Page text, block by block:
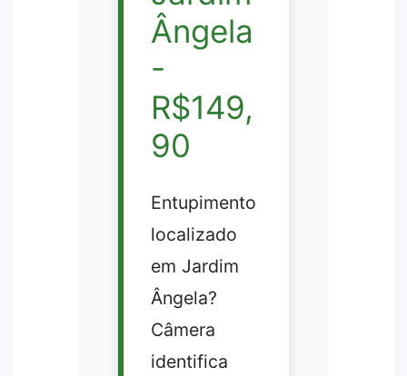
Ângela
-
R$149,
90
Entupimento
localizado
em Jardim
Ângela?
Câmera
identifica